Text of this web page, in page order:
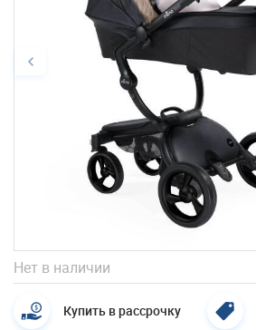
Нет в наличии
Купить в рассрочку